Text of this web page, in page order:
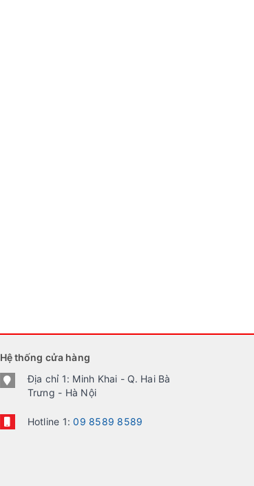
Hệ thống cửa hàng
Địa chỉ 1: Minh Khai - Q. Hai Bà
Trưng - Hà Nội
Hotline 1:09 8589 8589